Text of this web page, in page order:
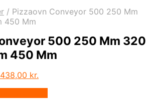
/ Pizzaovn Conveyor 500 250 Mm
450 Mm
500 250 Mm 320
450 Mm
kr.